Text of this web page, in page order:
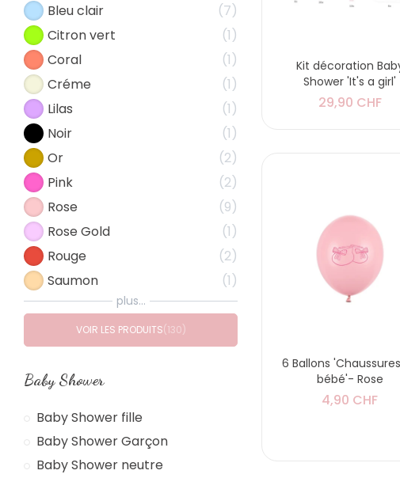
Kit décoration
Shower 'It's a girl'
29,90 CHF
6 Ballons
bébé'- Rose
4,90 CHF
Bleu clair
7
Citron vert
1
Coral
1
Créme
1
Lilas
1
Noir
1
Or
2
Pink
2
Rose
9
Rose Gold
1
Rouge
2
Saumon
1
plus...
VOIR LES PRODUITS 130
Baby Shower
Baby Shower fille
Baby Shower Garçon
Baby Shower neutre